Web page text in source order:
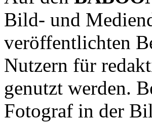
Bild- und
veröffentlichten
Nutzern für
genutzt werden.
Fotograf in der